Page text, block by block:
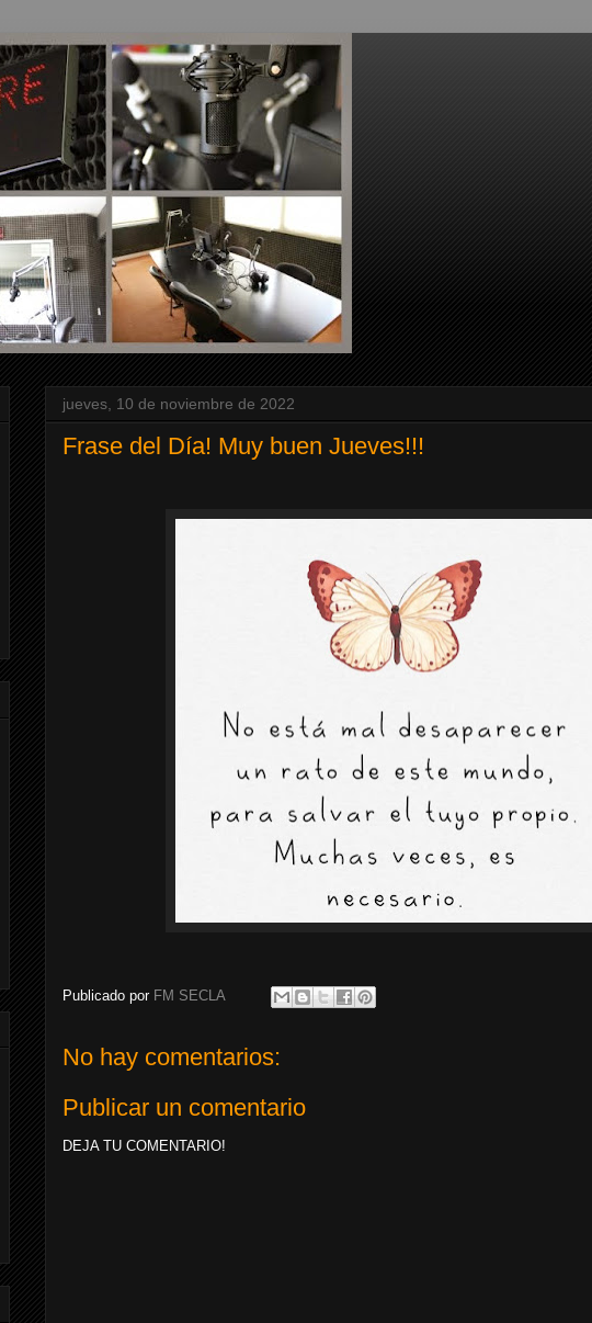
jueves, 10 de noviembre de 2022
Frase del Día! Muy buen Jueves!!!
Publicado por FM SECLA
No hay comentarios:
Publicar un comentario
DEJA TU COMENTARIO!